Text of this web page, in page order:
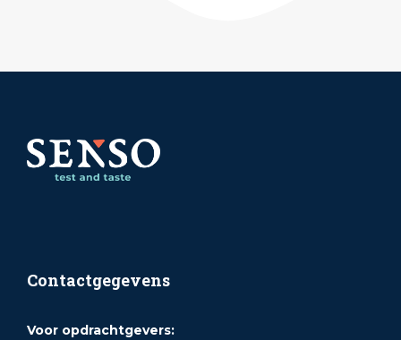
Contactgegevens
Voor opdrachtgevers: